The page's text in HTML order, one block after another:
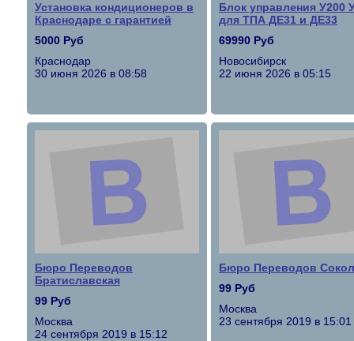
Установка кондиционеров в
Краснодаре с гарантией
5000 Руб
Краснодар
30 июня 2026 в 08:58
Блок управления У200
для ТПА ДЕ31 и ДЕ33
69990 Руб
Новосибирск
22 июня 2026 в 05:15
Бюро Переводов
Братиславская
99 Руб
Москва
24 сентября 2019 в 15:12
Бюро Переводов Сокол
99 Руб
Москва
23 сентября 2019 в 15:01